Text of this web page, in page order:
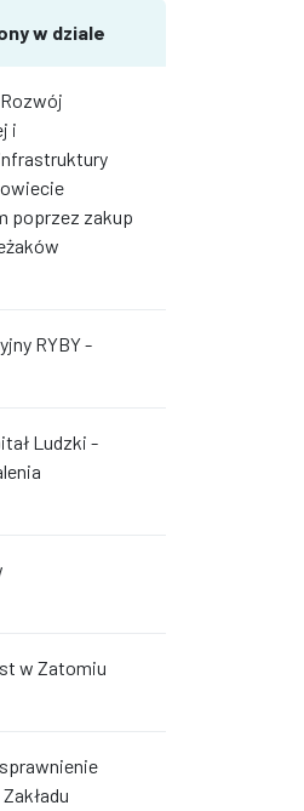
w dziale
i
poprzez zakup
RYBY -
Ludzki -
w Zatomiu